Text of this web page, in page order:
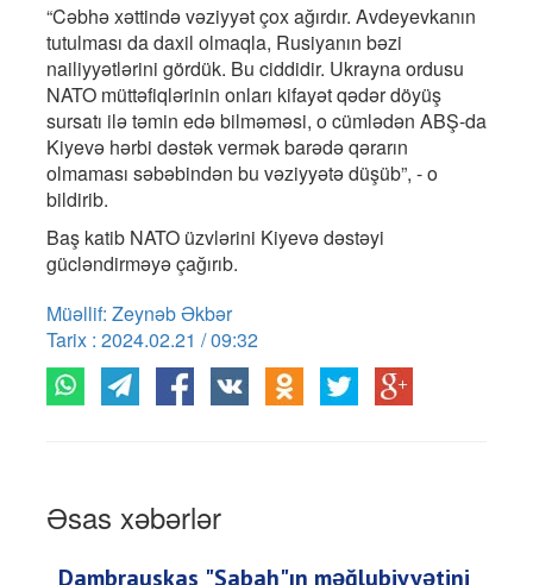
“Cəbhə xəttində vəziyyət çox ağırdır. Avdeyevkanın
tutulması da daxil olmaqla, Rusiyanın bəzi
nailiyyətlərini gördük. Bu ciddidir. Ukrayna ordusu
NATO müttəfiqlərinin onları kifayət qədər döyüş
sursatı ilə təmin edə bilməməsi, o cümlədən ABŞ-da
Kiyevə hərbi dəstək vermək barədə qərarın
olmaması səbəbindən bu vəziyyətə düşüb”, - o
bildirib.
Baş katib NATO üzvlərini Kiyevə dəstəyi
gücləndirməyə çağırıb.
Müəllif: Zeynəb Əkbər
Tarix : 2024.02.21 / 09:32
Əsas xəbərlər
Dambrauskas "Sabah"ın məğlubiyyətini